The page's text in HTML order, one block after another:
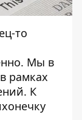
то
Мы в
рамках
К